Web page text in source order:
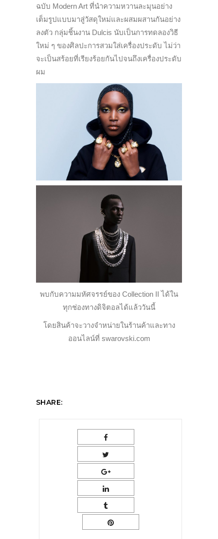
ฉบับ Modern Art ที่นำความหวานละมุนอย่าง
เต็มรูปแบบมาสู่วัสดุใหม่และผสมผสานกันอย่าง
ลงตัว กลุ่มชิ้นงาน Dulcis นับเป็นการทดลองวิธี
ใหม่ ๆ ของศิลปะการสวมใส่เครื่องประดับ ไม่ว่า
จะเป็นสร้อยที่เรียงร้อยกันไปจนถึงเครื่องประดับ
ผม
พบกับความมหัศจรรย์ของ Collection II ได้ใน
ทุกช่องทางดิจิตอลได้แล้ววันนี้
โดยสินค้าจะวางจำหน่ายในร้านค้าและทาง
ออนไลน์ที่ swarovski.com
SHARE: